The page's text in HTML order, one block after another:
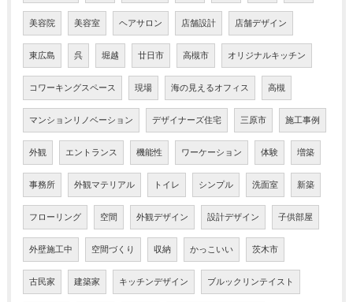
美容院 美容室 ヘアサロン 店舗設計 店舗デザイン
東広島 呉 堀越 廿日市 高槻市 オリジナルキッチン
コワーキングスペース 現場 海の見えるオフィス 高槻
マンションリノベーション デザイナーズ住宅 三原市 施工事例
外観 エントランス 機能性 ワーケーション 体験 増築
事務所 外観マテリアル トイレ シンプル 洗面室 新築
フローリング 空間 外観デザイン 設計デザイン 子供部屋
外壁施工中 空間づくり 収納 かっこいい 茨木市
古民家 建築家 キッチンデザイン ブルックリンテイスト